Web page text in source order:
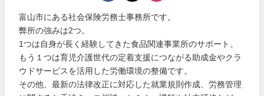
富山市にある社会保険労務士事務所です。
弊所の強みは2つ。
1つは自身が長く経験してきた食品関連事業所のサポート。
もう１つは育児介護世代の定着支援につながる助成金やクラ
ウドサービスを活用した労働環境の整備です。
その他、最新の法律改正に対応した就業規則作成、労務管理